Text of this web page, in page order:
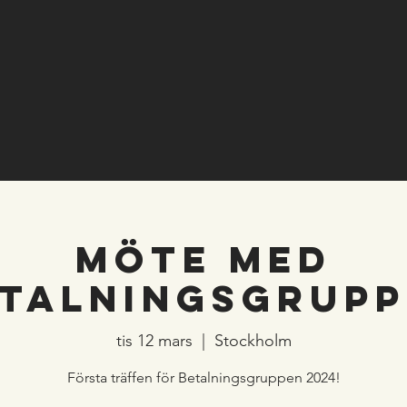
Möte med
tis 12 mars Stockholm
Första träffen för Betalningsgruppen 2024!